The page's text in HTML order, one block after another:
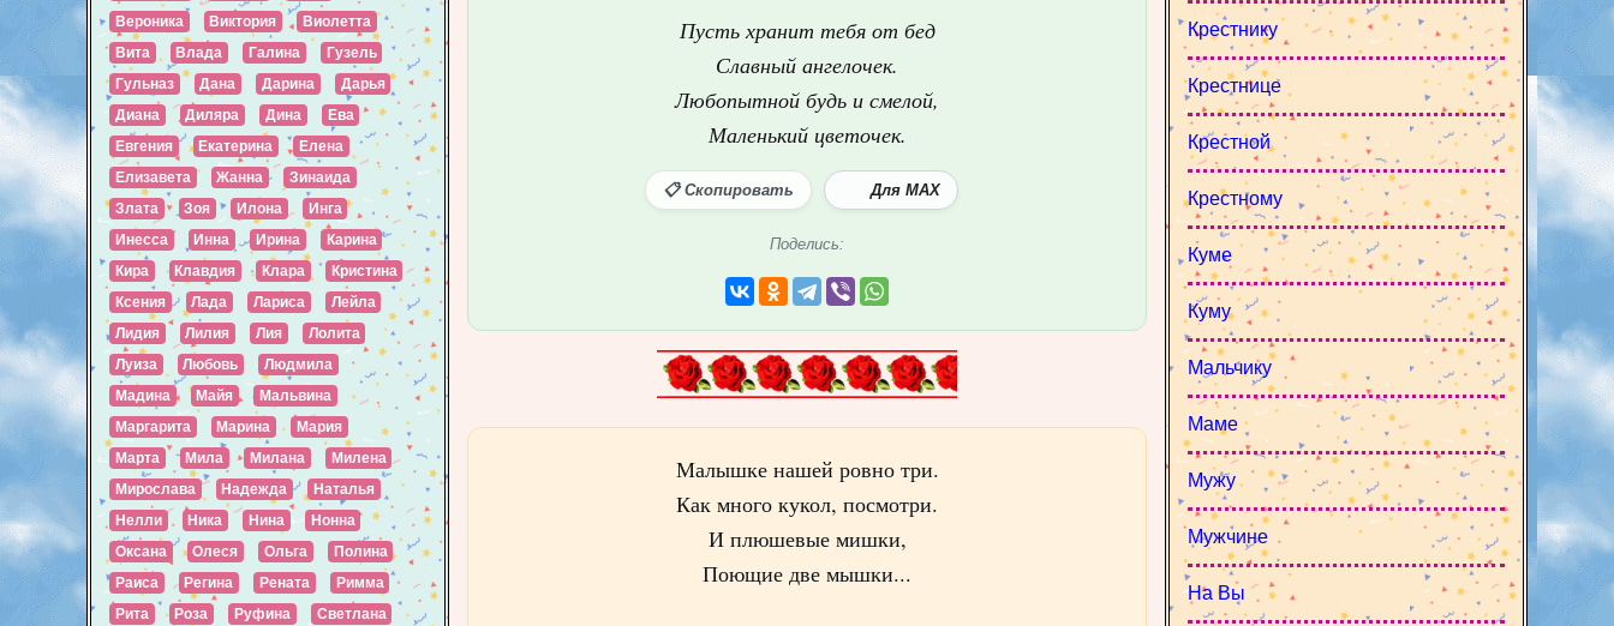
Пусть хранит тебя от бед
Славный ангелочек.
Любопытной будь и смелой,
Маленький цветочек.
📋 Скопировать Для MAX
Поделись:
Малышке нашей ровно три.
Как много кукол, посмотри.
И плюшевые мишки,
Поющие две мышки...
Крестнику
Крестнице
Крестной
Крестному
Куме
Куму
Мальчику
Маме
Мужу
Мужчине
На Вы
Вероника
Виктория
Виолетта
Вита
Влада Галина
Гузель
Гульназ
Дана Дарина
Дарья
Диана
Диляра Дина
Ева
Евгения
Екатерина
Елена
Елизавета
Жанна
Зинаида
Злата
Зоя Илона
Инга
Инесса
Инна Ирина
Карина
Кира
Клавдия Клара
Кристина
Ксения
Лада Лариса
Лейла
Лидия
Лилия Лия
Лолита
Луиза
Любовь
Людмила
Мадина
Майя
Мальвина
Маргарита
Марина
Мария
Марта
Мила Милана
Милена
Мирослава
Надежда
Наталья
Нелли
Ника Нина
Нонна
Оксана
Олеся Ольга
Полина
Раиса
Регина Рената
Римма
Рита
Роза Руфина
Светлана